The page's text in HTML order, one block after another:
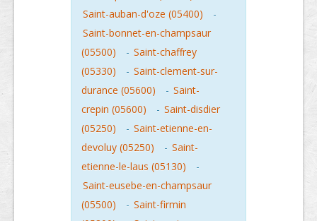
Saint-auban-d'oze (05400)
-
Saint-bonnet-en-champsaur
(05500)
- Saint-chaffrey
(05330)
- Saint-clement-sur-
durance (05600)
- Saint-
crepin (05600)
- Saint-disdier
(05250)
- Saint-etienne-en-
devoluy (05250)
- Saint-
etienne-le-laus (05130)
-
Saint-eusebe-en-champsaur
(05500)
- Saint-firmin